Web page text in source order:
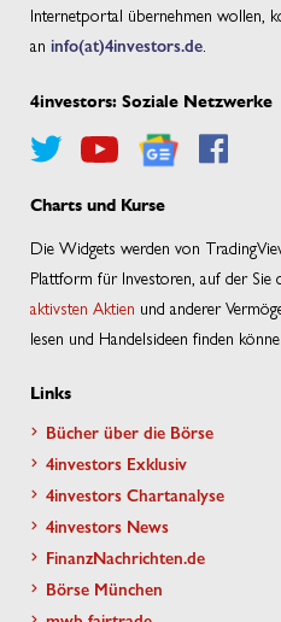
Internetportal übernehmen wollen,
an info(at)4investors.de
4investors: Soziale Netzwerke
Charts und Kurse
Die Widgets werden von
Plattform für Investoren, auf der Sie
aktivsten Aktien und anderer
lesen und Handelsideen finden
Links
Bücher über die Börse
4investors Exklusiv
4investors Chartanalyse
4investors News
FinanzNachrichten.de
Börse München